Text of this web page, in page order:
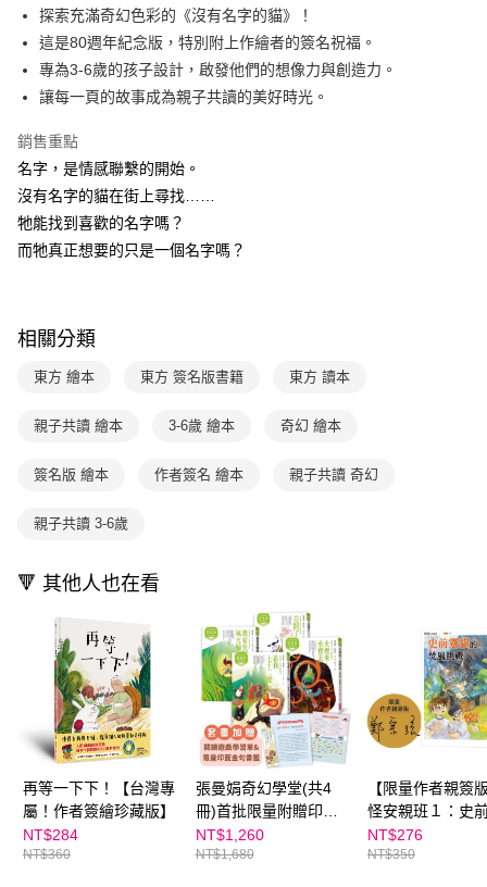
大哥付你分期
相關說明
【大哥付你分期使用說明】
1.本服務由台灣大哥大提供，台灣大哥大用戶可立即使用無須另外申請。
2.付款方式選擇「大哥付你分期」，訂單成立後會自動跳轉到大哥付的交易
成交易。
3.實際核准額度、可分期數及費用金額請依後續交易確認頁面所載為準。
4.訂單成立30分鐘內，如未前往確認交易或遇審核未通過，訂單將自動取
消。如遇「轉專審核」未通過狀況，表示未達大哥付你分期系統評分，恕無
法說明評估內容。
1.分期款項不併入電信帳單，「大哥付你分期」於每月結算日後寄送繳費提
1.本服務係由「台灣大哥大股份有限公司」（以下簡稱本公司）所提供，讓
2.基於同意付款使用「大哥付你分期」之契約關係目的，商店將以您的個人
由本公司與您本人進行分期帳單所需資料之確認、核對及更正。
AFTEE先享後付
相關說明
AFTEE先享後付是「在收到商品之後才付款」的支付方式。 讓您購物簡單
便利好安心！
１．簡單：不需註冊會員、不需綁卡、不需儲值。
２．便利：只要手機號碼，簡訊認證，即可結帳。
３．安心：先確認商品／服務後，再付款。
３．收到繳費通知簡訊後14天內，點擊此簡訊中的連結，可透過四大超商／
※ 請注意：結帳手續完成當下不需立刻繳費，但若您需要取消訂單，請聯絡
後付繳納相關費用。
客戶支援中心」
https://netprotections.freshdesk.com/support/home
【注意事項】
權轉讓予恩沛科技股份有限公司。
https://aftee.tw/terms/#terms3
３．未成年的使用者請事先徵得法定代理人或監護人之同意方可使用
「AFTEE先享後付」，若未經同意申辦者引起之損失，本公司不負相關責
４．使用「AFTEE先享後付」時，將依據個別帳號之用戶狀況，依本公司即
時審查核予不同之上限額度；若仍有額度不足之情形，本公司將視審查結果
請求用戶進行身份認證。
５．嚴禁一人註冊多個帳號或使用他人資訊註冊。若發現惡意使用之情形，
ATM付款
運送方式
付款後全家取貨
每筆NT$70，滿NT$800(含以上)免運費
每筆NT$70，滿NT$800(含以上)免運費
國內宅配/郵寄 (不適用離島、海外及郵局i郵箱)
每筆NT$200
探索充滿奇幻色彩的《沒有名字的貓》！
這是80週年紀念版，特別附上作繪者的簽名祝福。
專為3-6歲的孩子設計，啟發他們的想像力與創造力。
讓每一頁的故事成為親子共讀的美好時光。
銷售重點
名字，是情感聯繫的開始。
沒有名字的貓在街上尋找……
牠能找到喜歡的名字嗎？
而牠真正想要的只是一個名字嗎？
相關分類
東方 繪本 東方 簽名版書籍 東方 讀本
親子共讀 繪本 3-6歲 繪本 奇幻 繪本
簽名版 繪本 作者簽名 繪本 親子共讀 奇幻
親子共讀 3-6歲
🔻 其他人也在看
再等一下下！【台灣專
屬！作者簽繪珍藏版】
NT$284
NT$360
張曼娟奇幻學堂(共4
冊)首批限量附贈印簽
金句書籤&導讀學習單
(典藏紀念版)
NT$1,260
NT$1,680
【限量作者親簽
怪安親班１：史
的焚風挑戰
NT$276
NT$350